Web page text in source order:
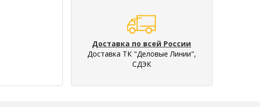
Доставка по всей России
Доставка ТК "Деловые Линии",
СДЭК